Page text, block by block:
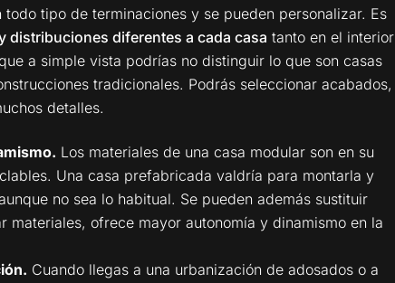
todo tipo de terminaciones y se pueden personalizar. Es
distribuciones diferentes a cada casa tanto en el interior
a simple vista podrías no distinguir lo que son casas
tradicionales. Podrás seleccionar acabados,
detalles.
Los materiales de una casa modular son en su
Una casa prefabricada valdría para montarla y
no sea lo habitual. Se pueden además sustituir
materiales, ofrece mayor autonomía y dinamismo en la
Cuando llegas a una urbanización de adosados o a